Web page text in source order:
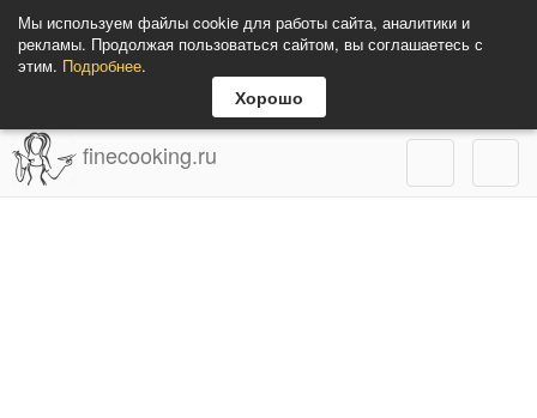
Мы используем файлы cookie для работы сайта, аналитики и
рекламы. Продолжая пользоваться сайтом, вы соглашаетесь с
этим. Подробнее.
Хорошо
finecooking.ru